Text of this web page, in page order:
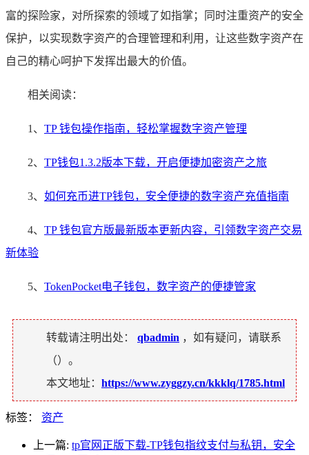
富的探险家，对所探索的领域了如指掌；同时注重资产的安全
保护，以实现数字资产的合理管理和利用，让这些数字资产在
自己的精心呵护下发挥出最大的价值。
相关阅读：
1、 TP 钱包操作指南，轻松掌握数字资产管理
2、 TP钱包1.3.2版本下载，开启便捷加密资产之旅
3、 如何充币进TP钱包，安全便捷的数字资产充值指南
4、 TP 钱包官方版最新版本更新内容，引领数字资产交易
新体验
5、 TokenPocket电子钱包，数字资产的便捷管家
转载请注明出处： qbadmin ，如有疑问，请联系
（）。
本文地址： https://www.zyggzy.cn/kkklq/1785.html
标签： 资产
上一篇: tp官网正版下载-TP钱包指纹支付与私钥，安全